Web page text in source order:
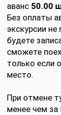
аванс 50.00
Без оплаты
экскурсии
будете
сможете
только если
место.
При отмене
менее чем за